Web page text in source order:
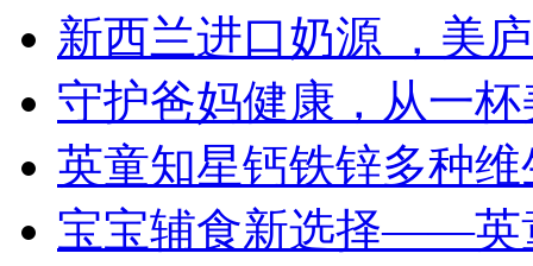
新西兰进口奶源 ，美
守护爸妈健康，从一
英童知星钙铁锌多种
宝宝辅食新选择——英